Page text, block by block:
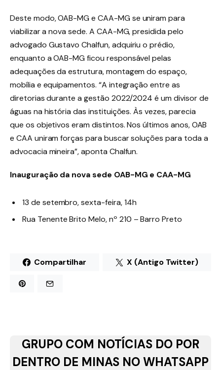
Deste modo, OAB-MG e CAA-MG se uniram para
viabilizar a nova sede. A CAA-MG, presidida pelo
advogado Gustavo Chalfun, adquiriu o prédio,
enquanto a OAB-MG ficou responsável pelas
adequações da estrutura, montagem do espaço,
mobília e equipamentos. “A integração entre as
diretorias durante a gestão 2022/2024 é um divisor de
águas na história das instituições. Às vezes, parecia
que os objetivos eram distintos. Nos últimos anos, OAB
e CAA uniram forças para buscar soluções para toda a
advocacia mineira”, aponta Chalfun.
Inauguração da nova sede OAB-MG e CAA-MG
13 de setembro, sexta-feira, 14h
Rua Tenente Brito Melo, nº 210 – Barro Preto
Compartilhar X (Antigo Twitter)
GRUPO COM NOTÍCIAS DO POR
DENTRO DE MINAS NO WHATSAPP